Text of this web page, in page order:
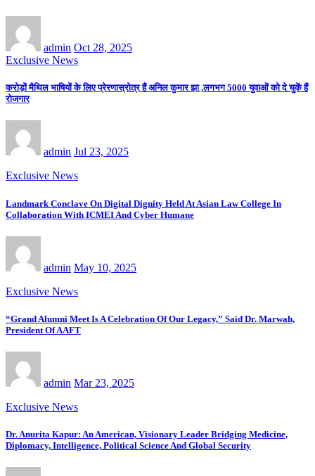
admin Oct 28, 2025
Exclusive News
करोड़ों मैथिल भाषियों के लिए प्रेरणास्रोत्र हैं अनिल कुमार झा ,लगभग 5000 युवाओं को दे चुकें हैं
रोजगार
admin Jul 23, 2025
Exclusive News
Landmark Conclave On Digital Dignity Held At Asian Law College In
Collaboration With ICMEI And Cyber Humane
admin May 10, 2025
Exclusive News
“Grand Alumni Meet Is A Celebration Of Our Legacy,” Said Dr. Marwah,
President Of AAFT
admin Mar 23, 2025
Exclusive News
Dr. Anurita Kapur: An American, Visionary Leader Bridging Medicine,
Diplomacy, Intelligence, Political Science And Global Security